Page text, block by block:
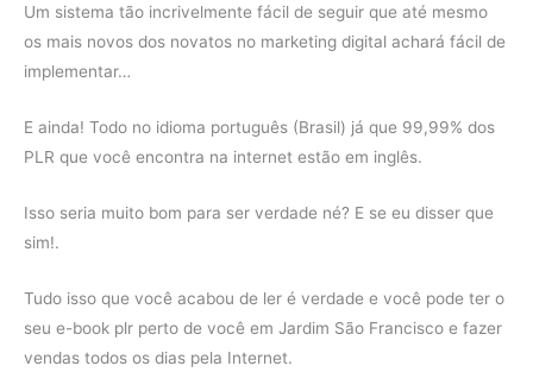
Um sistema tão incrivelmente fácil de seguir que até mesmo
os mais novos dos novatos no marketing digital achará fácil de
implementar…
E ainda! Todo no idioma português (Brasil) já que 99,99% dos
PLR que você encontra na internet estão em inglês.
Isso seria muito bom para ser verdade né? E se eu disser que
sim!.
Tudo isso que você acabou de ler é verdade e você pode ter o
seu e-book plr perto de você em Jardim São Francisco e fazer
vendas todos os dias pela Internet.